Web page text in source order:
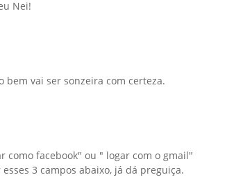
Nei!
bem vai ser sonzeira com certeza.
como facebook" ou " logar com o gmail"
3 campos abaixo, já dá preguiça.